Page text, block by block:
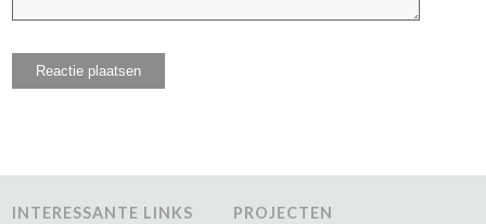
INTERESSANTE LINKS PROJECTEN